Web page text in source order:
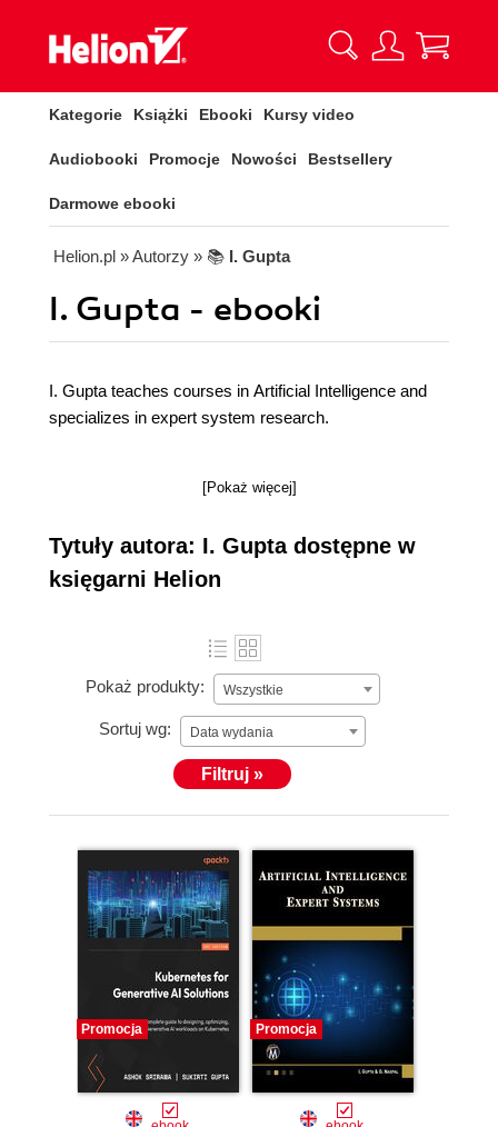
Kategorie Książki Ebooki Kursy video
Audiobooki Promocje Nowości Bestsellery
Darmowe ebooki
Helion.pl » Autorzy » 📚 I. Gupta
I. Gupta - ebooki
I. Gupta teaches courses in Artificial Intelligence and
specializes in expert system research.
[Pokaż więcej]
Tytuły autora: I. Gupta dostępne w
księgarni Helion
Pokaż produkty: Wszystkie
Sortuj wg: Data wydania
Filtruj »
Promocja Promocja